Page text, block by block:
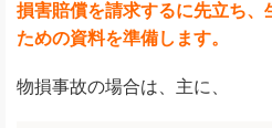
損害賠償を請求するに先立ち、
ための資料を準備します。
物損事故の場合は、主に、